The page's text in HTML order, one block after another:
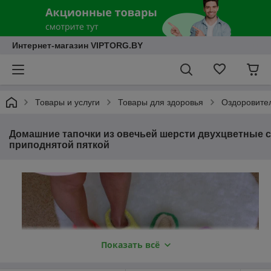
Интернет-магазин VIPTORG.BY
Товары и услуги Товары для здоровья
Домашние тапочки из овечьей шерсти двухцветные с
приподнятой пяткой
Показать всё